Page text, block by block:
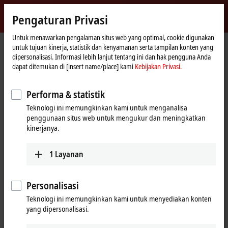
Beckhoff
-
New
Automation
Technology
BerandaPerusahaan
Berita
Tutorial: Change of licensing basis (device change)
Saat Anda mengklik "Terima", kami menampilkan video dan
menyesuaikan pengaturan privasi; konten eksternal dari Video
dimuat selama proses ini. Silakan lihat di sini untuk Kebijakan
Sep 26, 2024
Pengaturan Privasi
Untuk menawarkan pengalaman situs web yang optimal, cookie digunakan
untuk tujuan kinerja, statistik dan kenyamanan serta tampilan konten yang
dipersonalisasi. Informasi lebih lanjut tentang ini dan hak pengguna Anda
dapat ditemukan di [insert name/place] kami Kebijakan Privasi.
Performa & statistik
Teknologi ini memungkinkan kami untuk menganalisa
penggunaan situs web untuk mengukur dan meningkatkan
kinerjanya.
1 Layanan
Personalisasi
Teknologi ini memungkinkan kami untuk menyediakan konten
yang dipersonalisasi.